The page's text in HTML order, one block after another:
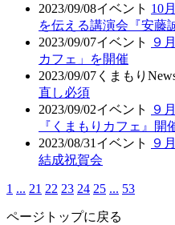
2023/09/08イベント 10
を伝える講演会『安藤
2023/09/07イベント
９
カフェ」を開催
2023/09/07 くまもり
直し必須
2023/09/02イベント
９
『くまもりカフェ』開
2023/08/31 イベント
９
結成祝賀会
1 ... 21 22 23 24 25 ... 53
ページトップに戻る